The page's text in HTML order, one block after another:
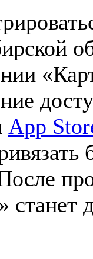
App
станет